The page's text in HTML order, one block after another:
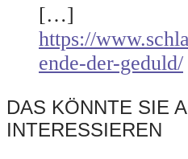
[…]
https://
ende-der-geduld/
DAS KÖNNTE SIE
INTERESSIEREN